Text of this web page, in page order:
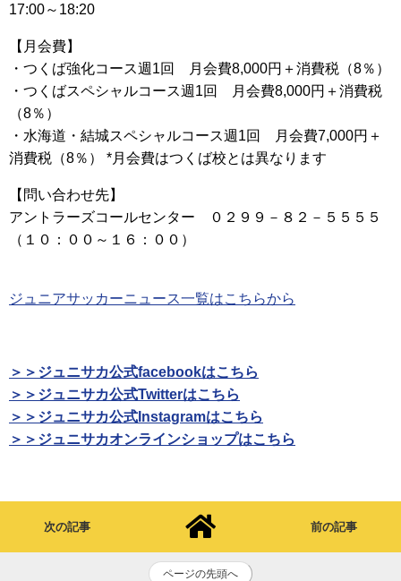
17:00～18:20
【月会費】
・つくば強化コース週1回 月会費8,000円＋消費税（8％）
・つくばスペシャルコース週1回 月会費8,000円＋消費税
（8％）
・水海道・結城スペシャルコース週1回 月会費7,000円＋
消費税（8％） *月会費はつくば校とは異なります
【問い合わせ先】
アントラーズコールセンター ０２９９－８２－５５５５
（１０：００～１６：００）
ジュニアサッカーニュース一覧はこちらから
＞＞ジュニサカ公式facebookはこちら
＞＞ジュニサカ公式Twitterはこちら
＞＞ジュニサカ公式Instagramはこちら
＞＞ジュニサカオンラインショップはこちら
次の記事 前の記事
ページの先頭へ